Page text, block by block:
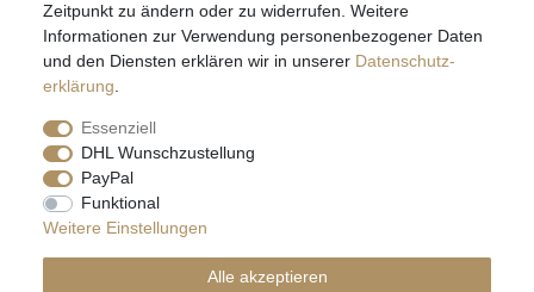
Zeitpunkt zu ändern oder zu widerrufen. Weitere
Informationen zur Verwendung personenbezogener Daten
und den Diensten erklären wir in unserer Daten­schutz­
erklärung
Essenziell
DHL Wunschzustellung
PayPal
Funktional
Weitere Einstellungen
Alle akzeptieren
E-MAIL **
Hiermit bestätige ich, dass ich die